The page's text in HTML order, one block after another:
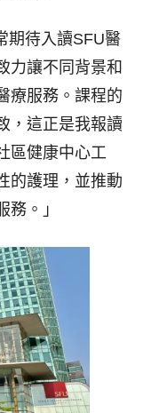
期待入讀SFU醫
力讓不同背景和
療服務。 課程的
， 這正是我報讀
區健康中心工
的護理， 並推動
。」